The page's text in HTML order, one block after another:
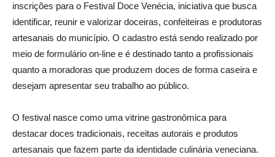
inscrições para o Festival Doce Venécia, iniciativa que busca
identificar, reunir e valorizar doceiras, confeiteiras e produtoras
artesanais do município. O cadastro está sendo realizado por
meio de formulário on-line e é destinado tanto a profissionais
quanto a moradoras que produzem doces de forma caseira e
desejam apresentar seu trabalho ao público.
O festival nasce como uma vitrine gastronômica para
destacar doces tradicionais, receitas autorais e produtos
artesanais que fazem parte da identidade culinária veneciana.